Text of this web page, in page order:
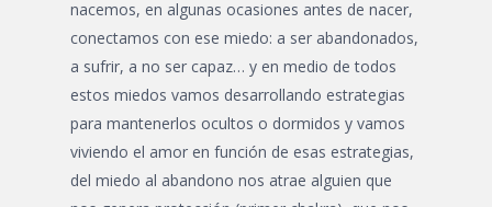
nacemos, en algunas ocasiones antes de nacer,
conectamos con ese miedo: a ser abandonados,
a sufrir, a no ser capaz… y en medio de todos
estos miedos vamos desarrollando estrategias
para mantenerlos ocultos o dormidos y vamos
viviendo el amor en función de esas estrategias,
del miedo al abandono nos atrae alguien que